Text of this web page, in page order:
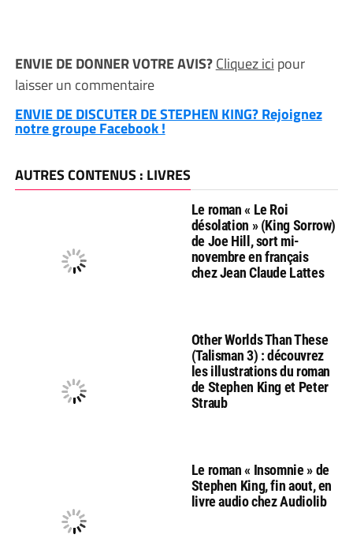
ENVIE DE DONNER VOTRE AVIS?Cliquez ici pour
laisser un commentaire
ENVIE DE DISCUTER DE STEPHEN KING? Rejoignez
notre groupe Facebook !
AUTRES CONTENUS : LIVRES
Le roman « Le Roi
désolation » (King Sorrow)
de Joe Hill, sort mi-
novembre en français
chez Jean Claude Lattes
Other Worlds Than These
(Talisman 3) : découvrez
les illustrations du roman
de Stephen King et Peter
Straub
Le roman « Insomnie » de
Stephen King, fin aout, en
livre audio chez Audiolib